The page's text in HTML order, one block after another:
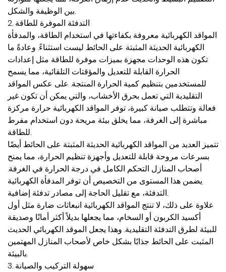
بين الوظيفة والشكل.
2. التدفئة الموفرة للطاقة
المواقد الكهربائية معروفة بكفاءتها في استخدام الطاقة، والمدفأة
الكهربائية الحديثة المثبتة على الحائط ليست استثناءً. وعادةً ما
تكون هذه الوحدات مجهزة بميزات موفرة للطاقة مثل إعدادات
الحرارة القابلة للتعديل والمؤقتات التلقائية، مما يسمح
للمستخدمين بتنظيم كمية الحرارة المنتجة. على عكس المواقد
التقليدية التي تعمل بحرق الأخشاب، والتي يمكن أن تكون غير
فعالة وتتطلب صيانة كبيرة، توفر المواقد الكهربائية حرارة مركزة
مباشرة إلى الغرفة، مما يخلق بيئة مريحة دون استخدام مفرط
للطاقة.
تتميز العديد من المواقد الكهربائية الحديثة المثبتة على الحائط أيضًا
بسرعات مروحة قابلة للتعديل وأجهزة تنظيم الحرارة، مما يمنح
أصحاب المنازل التحكم الكامل في درجة الحرارة في الغرفة.
يضمن هذا المستوى من التخصيص أن توفر المدفأة الكهربائية
التدفئة، مع تقليل الحاجة إلى مصادر تدفئة إضافية.
علاوة على ذلك، لا تنتج المواقد الكهربائية انبعاثات ضارة مثل أول
أكسيد الكربون أو السخام، مما يجعلها بديلاً أكثر أمانًا وصديقة
للبيئة لطرق التدفئة التقليدية. وهذا يجعل الموقد الكهربائي الحديث
المثبت على الحائط جذابًا بشكل خاص لأصحاب المنازل المهتمين
بالبيئة.
3. سهولة التركيب والصيانة